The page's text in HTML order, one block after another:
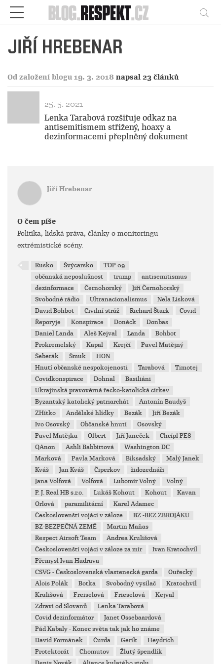
Respekt
JIŘÍ HREBENAR
Od založení blogu 19. 3. 2018 napsal 23 článků
25. 5. 2021
Lenka Tarabová rozšiřuje odkaz na
antisemitismem střižený, hoaxy a
dezinformacemi přeplněný dokument
Jiří Hrebenar
O čem píše
Politika, lidská práva, články o monitoringu
extrémistické scény.
Rusko Švýcarsko
TOP 09
občanská neposlušnost
trump
antisemitismus
dezinformace
Černohorský
Jiří Černohorský
Svobodné rádio
Ultranacionalismus
Nela Lisková
David Bohbot
Civilní stráž Richard Štark
Covid
Řeporyje
Konspirace Doněck
Donbas
Daniel Landa
Aleš Kejval Landa
Bohbot
Prokremelský
Kapal Krejčí
Pavel Matějný
Šeberák
Šmuk
HON
Hnutí občanské nespokojenosti
Tarabová
Timotej
Covidkonspirace
Dohnal
Basiliáni
Ukrajinská pravověrná řecko-katolická církev
Byzantský katolický patriarchát
Antonín Baudyš
ZHítko
Andělské hlídky Bezák
Jiří Bezák
Ivo Osovský
Občanské hnutí
Osovský
Pavel Matějka
Olbert Jiří Janeček
Chcípl PES
QAnon
Ashli Babbittová
Washington DC
Marková
Pavla Marková Biksadský
Malý Janek
Kváš
Jan Kváš Čiperkov
židozednáři
Jana Volfová
Volfová Lubomír Volný
Volný
P. J. Real HB s.r.o.
Lukáš Kohout Kohout
Kavan
Orlová
paramilitární
Karel Adamec
Českoslovenští vojáci v záloze
BZ -BEZ ZBROJÁKU
BZ-BEZPEČNÁ ZEMĚ
Martin Maňas
Respect Airsoft Team
Andrea Krulišová
Českoslovenští vojáci v záloze za mír
Ivan Kratochvíl
Přemysl Ivan Hadrava
CSVG - Československá vlastenecká garda
Ouřecký
Alois Polák
Botka Svobodný vysílač
Kratochvíl
Krulišová
Freiselová Frieselová
Kejval
Zdraví od Slovanů
Lenka Tarabová
Covid dezinformátor
Janet Ossebaardová
Pád Kabaly - Konec světa tak jak ho známe
David Formánek
Čurda Gerik
Heydrich
Protektorát
Chomutov
Žlutý špendlík